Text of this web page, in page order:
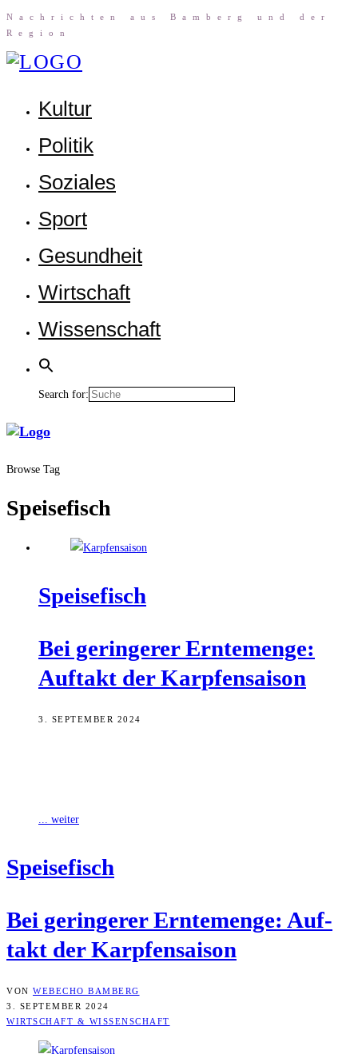
Nach­rich­ten aus Bam­berg und der
Region
Kul­tur
Poli­tik
Sozia­les
Sport
Gesund­heit
Wirt­schaft
Wis­sen­schaft
Search for:
Browse Tag
Speisefisch
Spei­se­fisch
Bei gerin­ge­rer Ern­te­men­ge:
Auf­takt der Karpfensaison
3. SEPTEMBER 2024
... weiter
Spei­se­fisch
Bei gerin­ge­rer Ern­te­men­ge: Auf­
takt der Karpfensaison
VON WEBECHO BAMBERG
3. SEPTEMBER 2024
WIRTSCHAFT & WISSENSCHAFT